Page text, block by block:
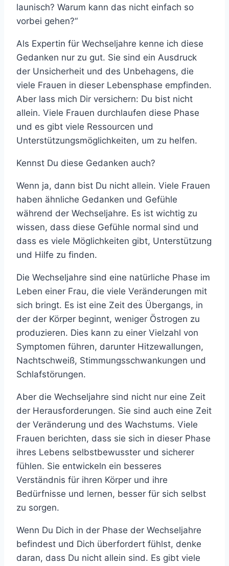
launisch? Warum kann das nicht einfach so
vorbei gehen?“
Als Expertin für Wechseljahre kenne ich diese
Gedanken nur zu gut. Sie sind ein Ausdruck
der Unsicherheit und des Unbehagens, die
viele Frauen in dieser Lebensphase empfinden.
Aber lass mich Dir versichern: Du bist nicht
allein. Viele Frauen durchlaufen diese Phase
und es gibt viele Ressourcen und
Unterstützungsmöglichkeiten, um zu helfen.
Kennst Du diese Gedanken auch?
Wenn ja, dann bist Du nicht allein. Viele Frauen
haben ähnliche Gedanken und Gefühle
während der Wechseljahre. Es ist wichtig zu
wissen, dass diese Gefühle normal sind und
dass es viele Möglichkeiten gibt, Unterstützung
und Hilfe zu finden.
Die Wechseljahre sind eine natürliche Phase im
Leben einer Frau, die viele Veränderungen mit
sich bringt. Es ist eine Zeit des Übergangs, in
der der Körper beginnt, weniger Östrogen zu
produzieren. Dies kann zu einer Vielzahl von
Symptomen führen, darunter Hitzewallungen,
Nachtschweiß, Stimmungsschwankungen und
Schlafstörungen.
Aber die Wechseljahre sind nicht nur eine Zeit
der Herausforderungen. Sie sind auch eine Zeit
der Veränderung und des Wachstums. Viele
Frauen berichten, dass sie sich in dieser Phase
ihres Lebens selbstbewusster und sicherer
fühlen. Sie entwickeln ein besseres
Verständnis für ihren Körper und ihre
Bedürfnisse und lernen, besser für sich selbst
zu sorgen.
Wenn Du Dich in der Phase der Wechseljahre
befindest und Dich überfordert fühlst, denke
daran, dass Du nicht allein sind. Es gibt viele